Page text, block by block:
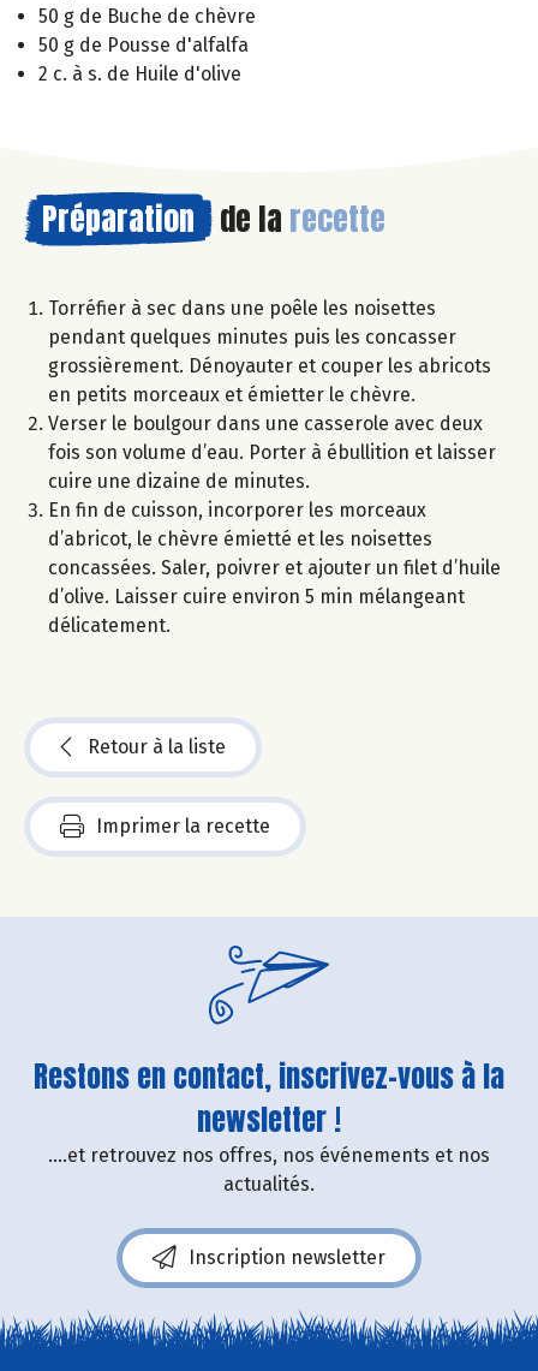
50 g de Buche de chèvre
50 g de Pousse d'alfalfa
2 c. à s. de Huile d'olive
Préparation de la recette
Torréfier à sec dans une poêle les noisettes
pendant quelques minutes puis les concasser
grossièrement. Dénoyauter et couper les abricots
en petits morceaux et émietter le chèvre.
Verser le boulgour dans une casserole avec deux
fois son volume d’eau. Porter à ébullition et laisser
cuire une dizaine de minutes.
En fin de cuisson, incorporer les morceaux
d’abricot, le chèvre émietté et les noisettes
concassées. Saler, poivrer et ajouter un filet d’huile
d’olive. Laisser cuire environ 5 min mélangeant
délicatement.
Retour à la liste
Imprimer la recette
Restons en contact, inscrivez-vous à la
newsletter !
....et retrouvez nos offres, nos événements et nos
actualités.
Inscription newsletter